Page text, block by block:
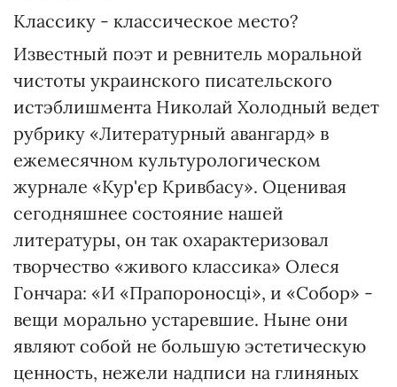
Классику - классическое место?
Известный поэт и ревнитель моральной
чистоты украинского писательского
истэблишмента Николай Холодный ведет
рубрику «Литературный авангард» в
ежемесячном культурологическом
журнале «Кур'єр Кривбасу». Оценивая
сегодняшнее состояние нашей
литературы, он так охарактеризовал
творчество «живого классика» Олеся
Гончара: «И «Прапороносці», и «Собор» -
вещи морально устаревшие. Ныне они
являют собой не большую эстетическую
ценность, нежели надписи на глиняных